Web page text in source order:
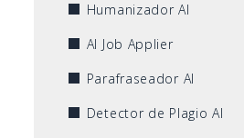
Humanizador AI
AI Job Applier
Parafraseador AI
Detector de Plagio AI